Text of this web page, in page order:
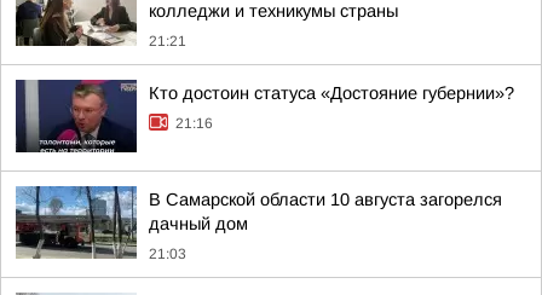
колледжи и техникумы страны
21:21
Кто достоин статуса «Достояние губернии»?
21:16
В Самарской области 10 августа загорелся
дачный дом
21:03